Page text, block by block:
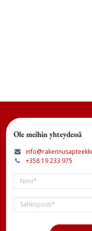
Ole meihin yhteydessä
+358 19 233 975